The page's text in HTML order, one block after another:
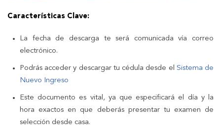
Características Clave:
La fecha de descarga te será comunicada vía correo
electrónico.
Podrás acceder y descargar tu cédula desde el Sistema de
Nuevo Ingreso
Este documento es vital, ya que especificará el día y la
hora exactos en que deberás presentar tu examen de
selección desde casa.